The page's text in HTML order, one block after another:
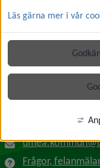
Kontakt
Umeå kommun
090-16 10 00
Frågor,
Läs gärna mer i vår